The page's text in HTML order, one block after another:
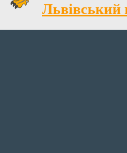
Львівський